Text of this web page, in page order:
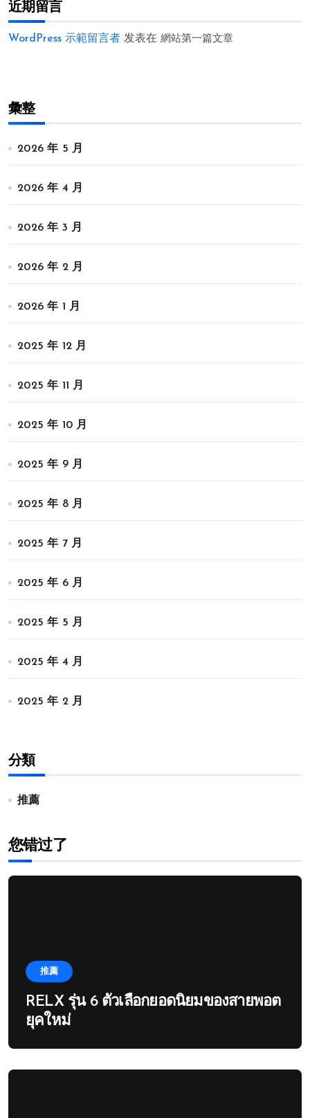
近期留言
WordPress 示範留言者 发表在 網站第一篇文章
彙整
2026 年 5 月
2026 年 4 月
2026 年 3 月
2026 年 2 月
2026 年 1 月
2025 年 12 月
2025 年 11 月
2025 年 10 月
2025 年 9 月
2025 年 8 月
2025 年 7 月
2025 年 6 月
2025 年 5 月
2025 年 4 月
2025 年 2 月
分類
推薦
您错过了
推薦
RELX รุ่น 6 ตัวเลือกยอดนิยมของสายพอต
ยุคใหม่